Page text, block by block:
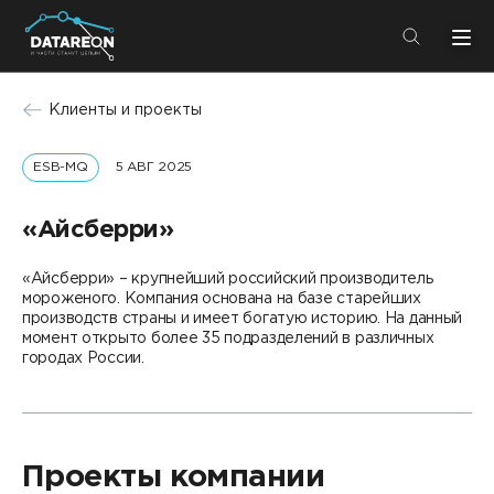
+7 (495) 280-08-01
Услуги
Партнеры
Импортозамещение
Компания
О компании
Решения
DATAREON Platform
Пресс-центр
Клиенты и проекты
ESB-MQ 5 АВГ 2025
«Айсберри»
«Айсберри» – крупнейший российский производитель
мороженого. Компания основана на базе старейших
производств страны и имеет богатую историю. На данный
момент открыто более 35 подразделений в различных
городах России.
Проекты компании